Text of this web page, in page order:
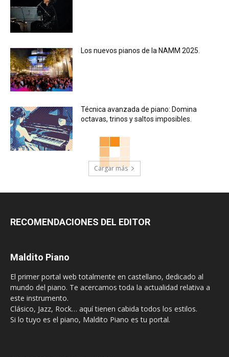
Los nuevos pianos de la NAMM 2025.
Técnica avanzada de piano: Domina
octavas, trinos y saltos imposibles.
Cargar más
RECOMENDACIONES DEL EDITOR
Maldito Piano
El primer portal web totalmente en castellano, dedicado al
mundo del piano. Te acercamos toda la actualidad relativa a
este instrumento.
Clásico, Jazz, Rock… aquí tienen cabida todos los estilos.
Si lo tuyo es el piano, Maldito Piano es tu portal.